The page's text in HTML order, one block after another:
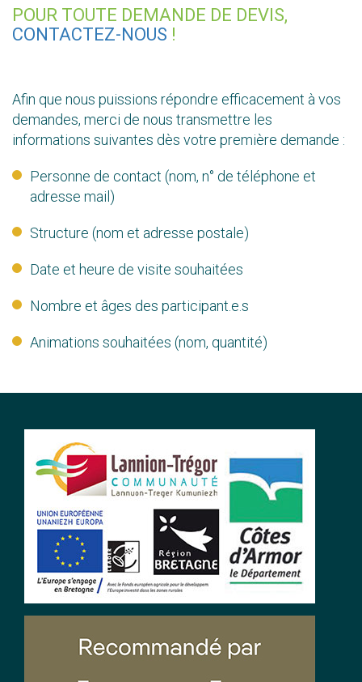
POUR TOUTE DEMANDE DE DEVIS,
CONTACTEZ-NOUS !
Afin que nous puissions répondre efficacement à vos
demandes, merci de nous transmettre les
informations suivantes dès votre première demande :
Personne de contact (nom, n° de téléphone et
adresse mail)
Structure (nom et adresse postale)
Date et heure de visite souhaitées
Nombre et âges des participant.e.s
Animations souhaitées (nom, quantité)